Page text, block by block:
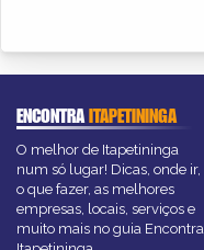
ENCONTRAITAPETININGA
O melhor de Itapetininga
num só lugar! Dicas, onde ir,
o que fazer, as melhores
empresas, locais, serviços e
muito mais no guia Encontra